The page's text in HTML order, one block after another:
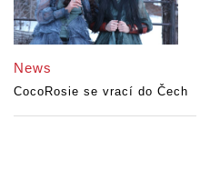
News
CocoRosie se vrací do Čech